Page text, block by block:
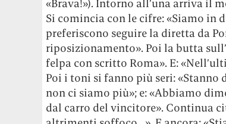
«Brava!»). Intorno all’una arriva il
Si comincia con le cifre: «Siamo in
preferiscono seguire la diretta da
riposizionamento». Poi la butta
felpa con scritto Roma». E:
Poi i toni si fanno più seri: «Stanno
non ci siamo più»; e: «Abbiamo
dal carro del vincitore». Continua